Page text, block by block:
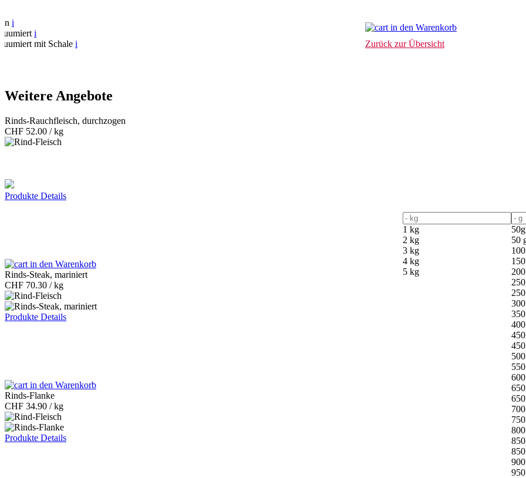
i
i
mit Schale i
in den Warenkorb
Zurück zur Übersicht
Weitere Angebote
Rinds-Rauchfleisch, durchzogen
CHF 52.00 / kg
Produkte Details
50
1 kg
2 kg
3 kg
4 kg
5 kg
in den Warenkorb
Rinds-Steak, mariniert
CHF 70.30 / kg
Produkte Details
in den Warenkorb
Rinds-Flanke
CHF 34.90 / kg
Produkte Details